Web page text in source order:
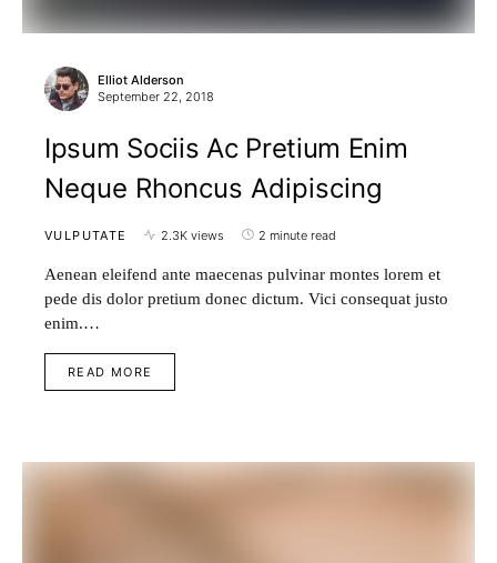
Elliot Alderson
September 22, 2018
Ipsum Sociis Ac Pretium Enim
Neque Rhoncus Adipiscing
VULPUTATE 2.3K views 2 minute read
Aenean eleifend ante maecenas pulvinar montes lorem et
pede dis dolor pretium donec dictum. Vici consequat justo
enim.…
READ MORE